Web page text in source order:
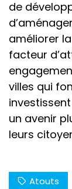
de
améliorer
facteur
villes qui
un avenir
leurs
Atouts